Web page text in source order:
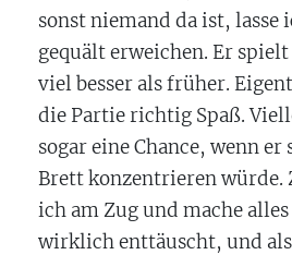
sonst niemand da ist, lasse
gequält erweichen. Er
viel besser als früher.
die Partie richtig Spaß.
sogar eine Chance, wenn
Brett konzentrieren würde.
ich am Zug und mache
wirklich enttäuscht, und